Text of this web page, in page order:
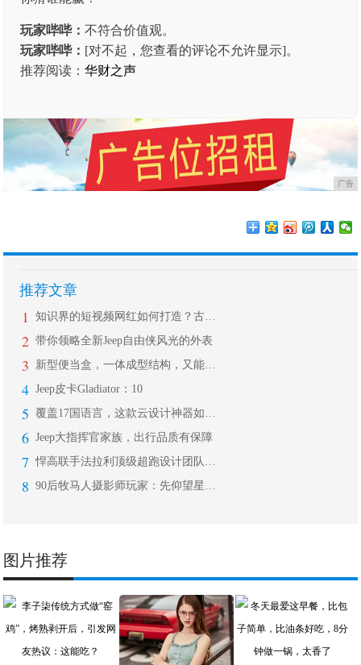
玩家哔哔：不符合价值观。
玩家哔哔： [对不起，您查看的评论不允许显示]。
推荐阅读：华财之声
广告
推荐文章
1 知识界的短视频网红如何打造？古生物科
2 带你领略全新Jeep自由侠风光的外表
3 新型便当盒，一体成型结构，又能蒸又能
4 Jeep皮卡Gladiator：10
5 覆盖17国语言，这款云设计神器如何创
6 Jeep大指挥官家族，出行品质有保障
7 悍高联手法拉利顶级超跑设计团队，打造
8 90后牧马人摄影师玩家：先仰望星空，
图片推荐